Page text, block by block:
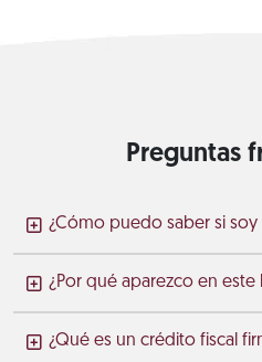
Preguntas
¿Cómo puedo saber si
¿Por qué aparezco en este
¿Qué es un crédito fiscal